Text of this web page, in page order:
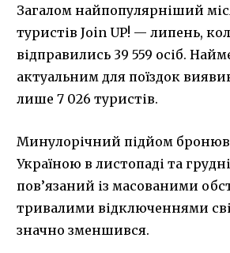
Загалом найпопулярніший
туристів Join UP! — липень,
відправились 39 559 осіб.
актуальним для поїздок
лише 7 026 туристів.
Минулорічний підйом
Україною в листопаді та
пов’язаний із масованими
тривалими відключеннями
значно зменшився.